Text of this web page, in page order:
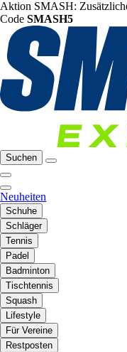
Aktion SMASH:
Code SMASH5
Suchen
Neuheiten
Schuhe
Schläger
Tennis
Padel
Badminton
Tischtennis
Squash
Lifestyle
Für Vereine
Restposten